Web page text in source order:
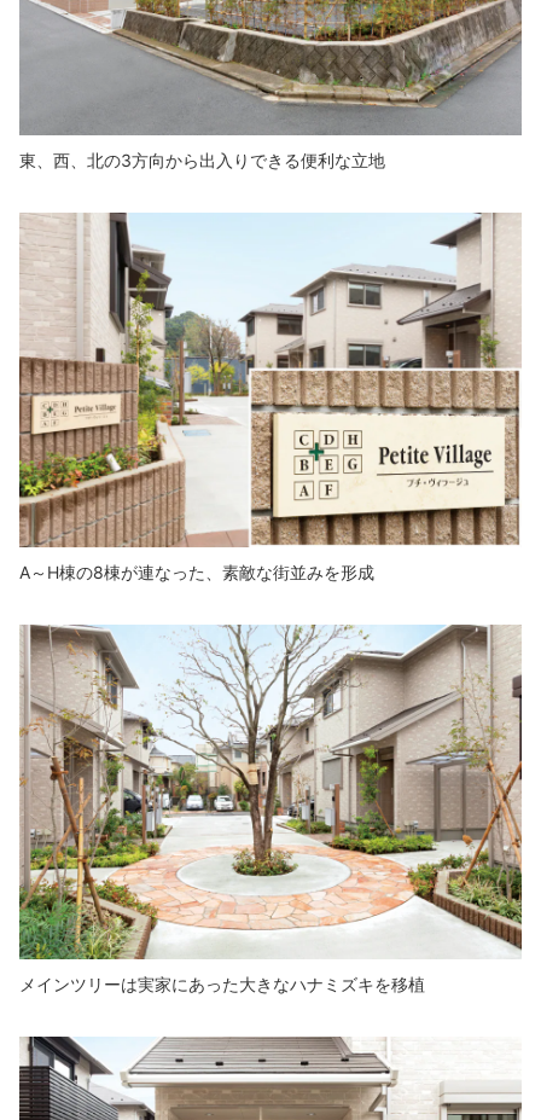
東、西、北の3方向から出入りできる便利な立地
A～H棟の8棟が連なった、素敵な街並みを形成
メインツリーは実家にあった大きなハナミズキを移植